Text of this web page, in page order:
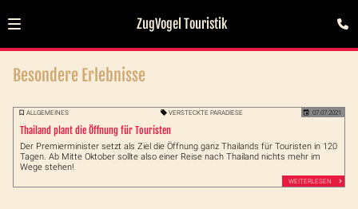
ZugVogel Touristik
Besondere Erlebnisse
ALLGEMEINES VERSTECKTE PARADIESE 07.07.2021
Thailand plant die Öffnung für Touristen
Der Premierminister setzt als Ziel die Öffnung ganz Thailands für Touristen in 120
Tagen. Ab Mitte Oktober sollte also einer Reise nach Thailand nichts mehr im
Wege stehen!
WEITERLESEN